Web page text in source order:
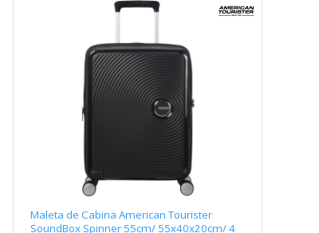
Maleta de Cabina American Tourister
SoundBox Spinner 55cm/ 55x40x20cm/ 4